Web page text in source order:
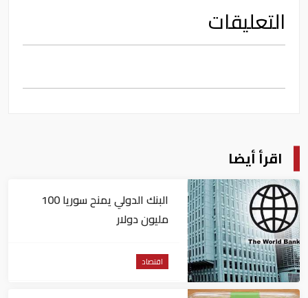
التعليقات
اقرأ أيضا
البنك الدولي يمنح سوريا 100
مليون دولار
اقتصاد